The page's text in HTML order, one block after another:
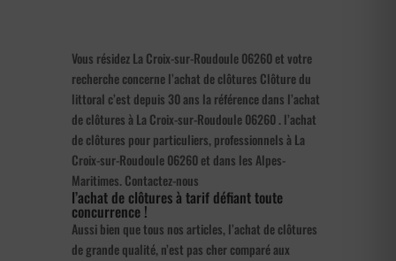
Vous résidez La Croix-sur-Roudoule 06260 et votre
recherche concerne l’achat de clôtures Clôture du
littoral c’est depuis 30 ans la référence dans l’achat
de clôtures à La Croix-sur-Roudoule 06260 . l’achat
de clôtures pour particuliers, professionnels à La
Croix-sur-Roudoule 06260 et dans les Alpes-
Maritimes. Contactez-nous
l’achat de clôtures à tarif défiant toute
concurrence !
Aussi bien que tous nos articles, l’achat de clôtures
de grande qualité, n’est pas cher comparé aux